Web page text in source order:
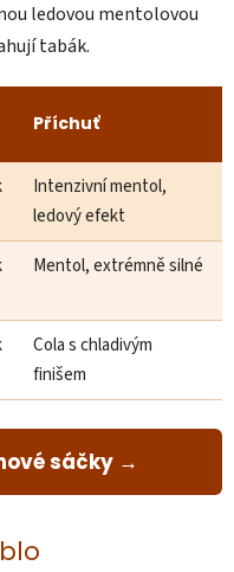
ledovou mentolovou
tabák.
Příchuť
Intenzivní mentol,
ledový efekt
Mentol, extrémně silné
Cola s chladivým
finišem
sáčky →